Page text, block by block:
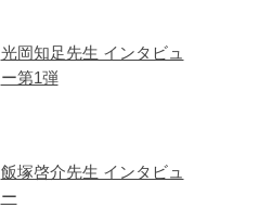
光岡知足先生 インタビュ
ー第1弾
飯塚啓介先生 インタビュ
ー